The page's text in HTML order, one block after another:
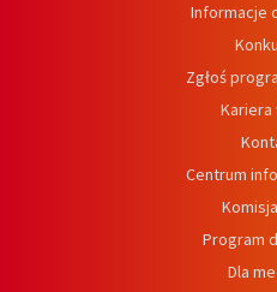
Informacje
Zgłoś
Kariera
Centrum
Program
Dla